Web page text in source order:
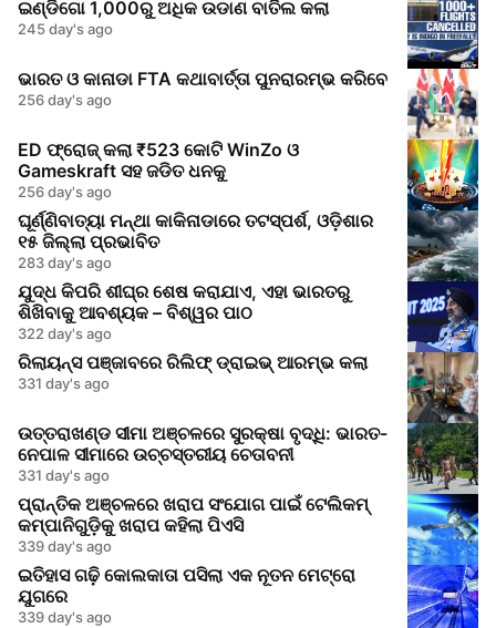
ଇଣ୍ଡିଗୋ 1,000ରୁ ଅଧିକ ଉଡାଣ ବାତିଲ କଲା
245 day's ago
ଭାରତ ଓ କାନାଡା FTA କଥାବାର୍ତ୍ତା ପୁନରାରମ୍ଭ କରିବେ
256 day's ago
ED ଫ୍ରୋଜ୍ କଲା ₹523 କୋଟି WinZo ଓ
Gameskraft ସହ ଜଡିତ ଧନକୁ
256 day's ago
ଘୂର୍ଣ୍ଣିବାତ୍ୟା ମନ୍ଥା କାକିନାଡାରେ ତଟସ୍ପର୍ଶ, ଓଡ଼ିଶାର
୧୫ ଜିଲ୍ଲା ପ୍ରଭାବିତ
283 day's ago
ଯୁଦ୍ଧ କିପରି ଶୀଘ୍ର ଶେଷ କରାଯାଏ, ଏହା ଭାରତରୁ
ଶିଖିବାକୁ ଆବଶ୍ୟକ – ବିଶ୍ୱର ପାଠ
322 day's ago
ରିଲାୟନ୍ସ ପଞ୍ଜାବରେ ରିଲିଫ୍ ଡ୍ରାଇଭ୍ ଆରମ୍ଭ କଲା
331 day's ago
ଉତ୍ତରାଖଣ୍ଡ ସୀମା ଅଞ୍ଚଳରେ ସୁରକ୍ଷା ବୃଦ୍ଧି: ଭାରତ-
ନେପାଳ ସୀମାରେ ଉଚ୍ଚସ୍ତରୀୟ ଚେତାବନୀ
331 day's ago
ପ୍ରାନ୍ତିକ ଅଞ୍ଚଳରେ ଖରାପ ସଂଯୋଗ ପାଇଁ ଟେଲିକମ୍
କମ୍ପାନିଗୁଡ଼ିକୁ ଖରାପ କହିଲା ପିଏସି
339 day's ago
ଇତିହାସ ଗଢ଼ି କୋଲକାତା ପସିଲା ଏକ ନୂତନ ମେଟ୍ରୋ
ଯୁଗରେ
339 day's ago